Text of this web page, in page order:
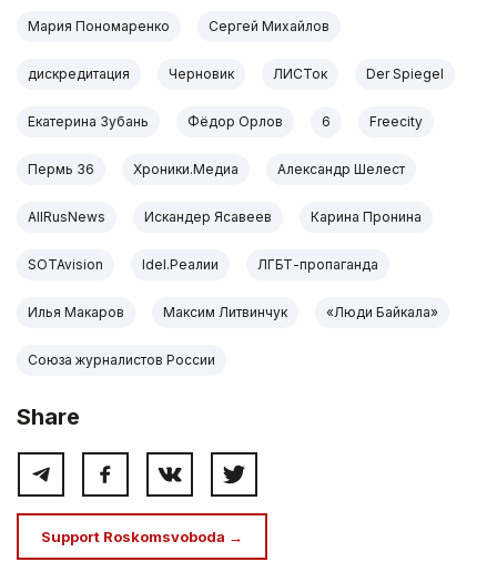
Мария Пономаренко Сергей Михайлов
дискредитация Черновик ЛИСТок Der Spiegel
Екатерина Зубань Фёдор Орлов 6 Freecity
Пермь 36 Хроники.Медиа Александр Шелест
AllRusNews Искандер Ясавеев Карина Пронина
SOTAvision Idel.Реалии ЛГБТ-пропаганда
Илья Макаров Максим Литвинчук «Люди Байкала»
Союза журналистов России
Share
Support Roskomsvoboda →